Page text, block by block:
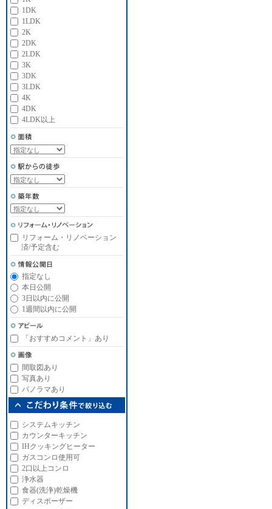
1DK
1LDK
2K
2DK
2LDK
3K
3DK
3LDK
4K
4DK
4LDK以上
リフォーム・リノベーション
済/予定含む
指定なし
本日公開
3日以内に公開
1週間以内に公開
「おすすめコメント」あり
間取図あり
写真あり
パノラマあり
システムキッチン
カウンターキッチン
IHクッキングヒーター
ガスコンロ使用可
2口以上コンロ
浄水器
食器(洗浄)乾燥機
ディスポーザー